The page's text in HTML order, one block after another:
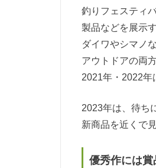
釣りフェスティ
製品などを展示
ダイワやシマノ
アウトドアの両
2021年・2022年
2023年は、待ち
新商品を近くで
優秀作には賞